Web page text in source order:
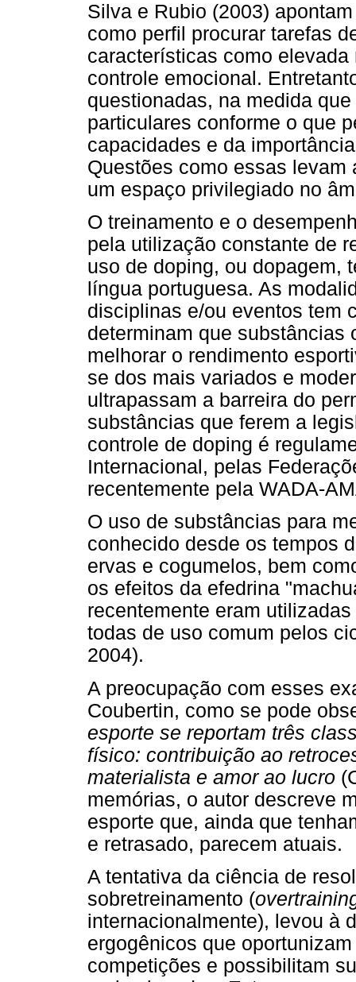
Silva e Rubio (2003)
como perfil procurar tarefas
características como
controle emocional.
questionadas, na medida
particulares conforme o que
capacidades e da
Questões como essas
um espaço privilegiado no
O treinamento e o
pela utilização constante de
uso de doping, ou dopagem,
língua portuguesa. As
disciplinas e/ou eventos tem
determinam que substâncias
melhorar o rendimento
se dos mais variados e
ultrapassam a barreira do
substâncias que ferem a
controle de doping é
Internacional, pelas
recentemente pela WADA-
O uso de substâncias para
conhecido desde os tempos
ervas e cogumelos, bem
os efeitos da efedrina
recentemente eram
todas de uso comum pelos
2004).
A preocupação com esses
Coubertin, como se pode
esporte se reportam três
físico: contribuição ao
materialista e amor ao lucro
memórias, o autor descreve
esporte que, ainda que
e retrasado, parecem atuais.
A tentativa da ciência de
sobretreinamento (
internacionalmente), levou à
ergogênicos que
competições e possibilitam